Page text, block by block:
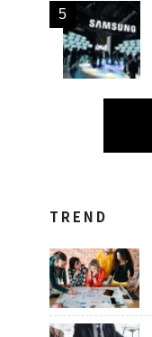
TREND